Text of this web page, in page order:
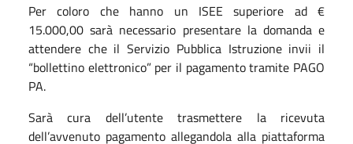
Per coloro che hanno un ISEE superiore ad €
15.000,00 sarà necessario presentare la domanda e
attendere che il Servizio Pubblica Istruzione invii il
“bollettino elettronico” per il pagamento tramite PAGO
PA.
Sarà cura dell’utente trasmettere la ricevuta
dell’avvenuto pagamento allegandola alla piattaforma